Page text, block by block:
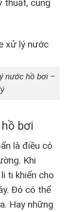
thuật, cùng
nước hồ bơi –
bơi
là điều có
Khi
ti khiến cho
Đó có thể
Hay những